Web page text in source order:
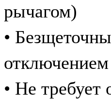
рычагом)
•
отключением
• Не требует